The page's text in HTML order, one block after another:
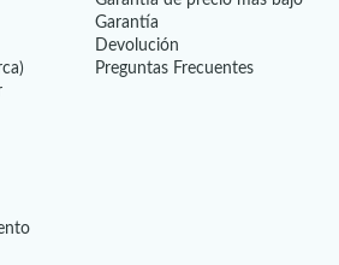
Garantía
Devolución
Preguntas Frecuentes